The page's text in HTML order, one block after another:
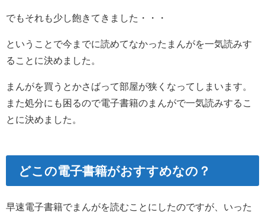
でもそれも少し飽きてきました・・・
ということで今までに読めてなかったまんがを一気読みす
ることに決めました。
まんがを買うとかさばって部屋が狭くなってしまいます。
また処分にも困るので電子書籍のまんがで一気読みするこ
とに決めました。
どこの電子書籍がおすすめなの？
早速電子書籍でまんがを読むことにしたのですが、いった